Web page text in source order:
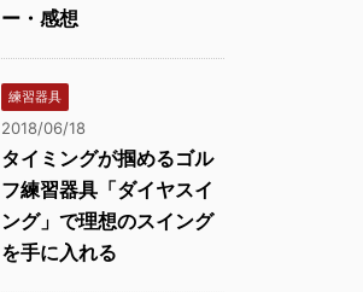
ー・感想
練習器具
2018/06/18
タイミングが掴めるゴル
フ練習器具「ダイヤスイ
ング」で理想のスイング
を手に入れる